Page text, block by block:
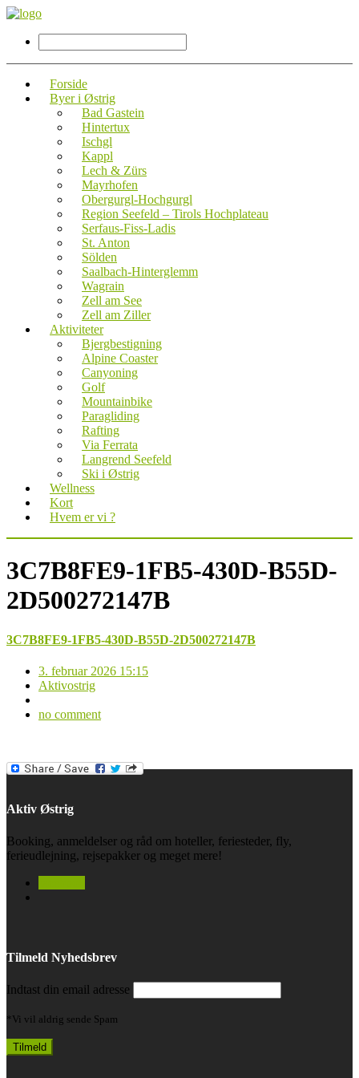
Forside
Byer i Østrig
Bad Gastein
Hintertux
Ischgl
Kappl
Lech & Zürs
Mayrhofen
Obergurgl-Hochgurgl
Region Seefeld – Tirols Hochplateau
Serfaus-Fiss-Ladis
St. Anton
Sölden
Saalbach-Hinterglemm
Wagrain
Zell am See
Zell am Ziller
Aktiviteter
Bjergbestigning
Alpine Coaster
Canyoning
Golf
Mountainbike
Paragliding
Rafting
Via Ferrata
Langrend Seefeld
Ski i Østrig
Wellness
Kort
Hvem er vi ?
3C7B8FE9-1FB5-430D-B55D-
2D500272147B
3C7B8FE9-1FB5-430D-B55D-2D500272147B
3. februar 2026 15:15
Aktivostrig
no comment
Aktiv Østrig
Booking, anmeldelser og råd om hoteller, feriesteder, fly,
ferieudlejning, rejsepakker og meget mere!
Tilmeld Nyhedsbrev
Indtast din email adresse
*Vi vil aldrig sende Spam